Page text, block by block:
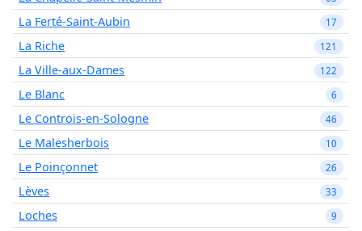
La Ferté-Saint-Aubin 17
La Riche 121
La Ville-aux-Dames 122
Le Blanc 6
Le Controis-en-Sologne 46
Le Malesherbois 10
Le Poinçonnet 26
Lèves 33
Loches 9